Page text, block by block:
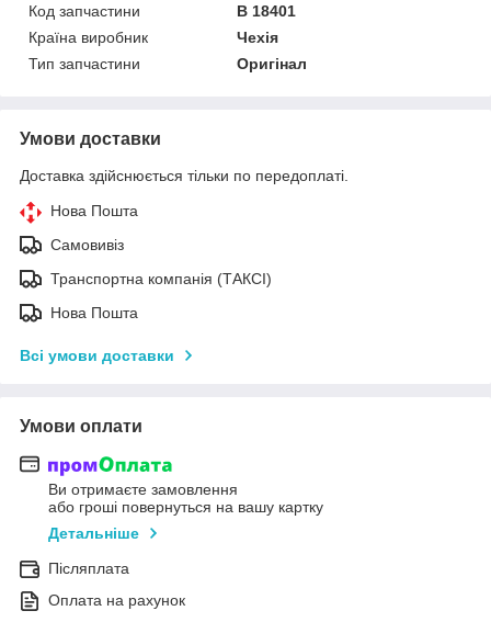
Код запчастини
B 18401
Країна виробник
Чехія
Тип запчастини
Оригінал
Умови доставки
Доставка здійснюється тільки по передоплаті.
Нова Пошта
Самовивіз
Транспортна компанія (ТАКСІ)
Нова Пошта
Всі умови доставки
Умови оплати
Ви отримаєте замовлення
або гроші повернуться на вашу картку
Детальніше
Післяплата
Оплата на рахунок